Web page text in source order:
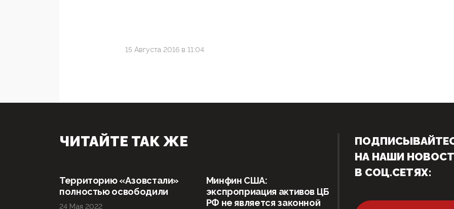
15 Августа 2016 в 11:04
ЧИТАЙТЕ ТАК ЖЕ
Территорию «Азовстали»
полностью освободили
24 Мая 2022
Минфин США:
экспроприация активов ЦБ
РФ не является законной
НА НАШИ
В СОЦ.СЕТЯХ: